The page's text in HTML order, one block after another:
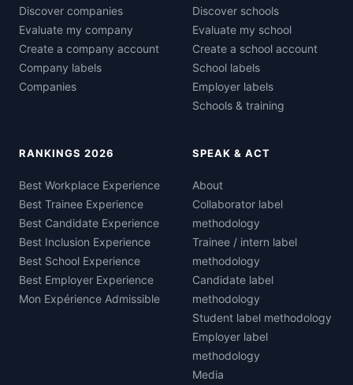
Discover companies
Evaluate my company
Create a company account
Company labels
Companies
Discover schools
Evaluate my school
Create a school account
School labels
Employer labels
Schools & training
RANKINGS 2026
Best Workplace Experience
Best Trainee Experience
Best Candidate Experience
Best Inclusion Experience
Best School Experience
Best Employer Experience
Mon Expérience Admissible
SPEAK & ACT
About
Collaborator label
methodology
Trainee / intern label
methodology
Candidate label
methodology
Student label methodology
Employer label
methodology
Media